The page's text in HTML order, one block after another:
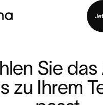
Vertrieb kontaktieren
Sie das
zu Ihrem